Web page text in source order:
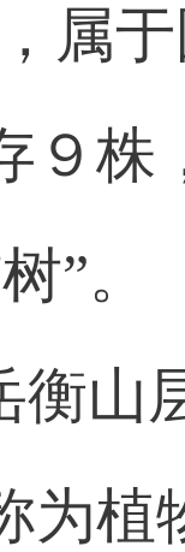
，属
９株
”。
衡山
为